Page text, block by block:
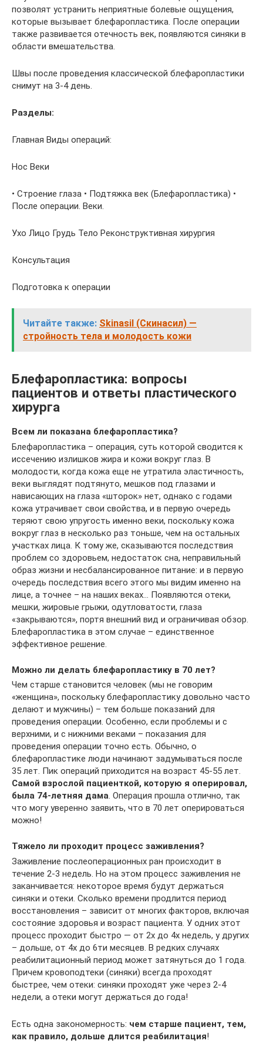
позволят устранить неприятные болевые ощущения,
которые вызывает блефаропластика. После операции
также развивается отечность век, появляются синяки в
области вмешательства.
Швы после проведения классической блефаропластики
снимут на 3-4 день.
Разделы:
Главная Виды операций:
Нос Веки
• Строение глаза • Подтяжка век (Блефаропластика) •
После операции. Веки.
Ухо Лицо Грудь Тело Реконструктивная хирургия
Консультация
Подготовка к операции
Читайте также: Skinasil (Скинасил) —
стройность тела и молодость кожи
Блефаропластика: вопросы
пациентов и ответы пластического
хирурга
Всем ли показана блефаропластика?
Блефаропластика – операция, суть которой сводится к
иссечению излишков жира и кожи вокруг глаз. В
молодости, когда кожа еще не утратила эластичность,
веки выглядят подтянуто, мешков под глазами и
нависающих на глаза «шторок» нет, однако с годами
кожа утрачивает свои свойства, и в первую очередь
теряют свою упругость именно веки, поскольку кожа
вокруг глаз в несколько раз тоньше, чем на остальных
участках лица. К тому же, сказываются последствия
проблем со здоровьем, недостаток сна, неправильный
образ жизни и несбалансированное питание: и в первую
очередь последствия всего этого мы видим именно на
лице, а точнее – на наших веках… Появляются отеки,
мешки, жировые грыжи, одутловатости, глаза
«закрываются», портя внешний вид и ограничивая обзор.
Блефаропластика в этом случае – единственное
эффективное решение.
Можно ли делать блефаропластику в 70 лет?
Чем старше становится человек (мы не говорим
«женщина», поскольку блефаропластику довольно часто
делают и мужчины) – тем больше показаний для
проведения операции. Особенно, если проблемы и с
верхними, и с нижними веками – показания для
проведения операции точно есть. Обычно, о
блефаропластике люди начинают задумываться после
35 лет. Пик операций приходится на возраст 45-55 лет.
Самой взрослой пациенткой, которую я оперировал,
была 74-летняя дама. Операция прошла отлично, так
что могу уверенно заявить, что в 70 лет оперироваться
можно!
Тяжело ли проходит процесс заживления?
Заживление послеоперационных ран происходит в
течение 2-3 недель. Но на этом процесс заживления не
заканчивается: некоторое время будут держаться
синяки и отеки. Сколько времени продлится период
восстановления – зависит от многих факторов, включая
состояние здоровья и возраст пациента. У одних этот
процесс проходит быстро — от 2х до 4х недель, у других
– дольше, от 4х до 6ти месяцев. В редких случаях
реабилитационный период может затянуться до 1 года.
Причем кровоподтеки (синяки) всегда проходят
быстрее, чем отеки: синяки проходят уже через 2-4
недели, а отеки могут держаться до года!
Есть одна закономерность: чем старше пациент, тем,
как правило, дольше длится реабилитация!